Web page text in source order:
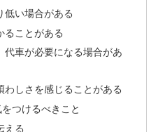
低い場合がある
ることがある
代車が必要になる場合があ
わしさを感じることがある
つけるべきこと
える